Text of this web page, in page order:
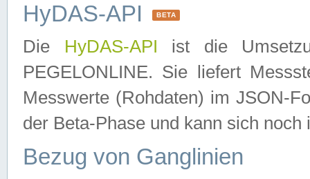
HyDAS-API BETA
Die HyDAS-API ist die
PEGELONLINE. Sie liefert
Messwerte (Rohdaten) im JSON-
der Beta-Phase und kann sich noch
Bezug von Ganglinien